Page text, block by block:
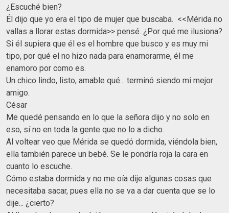
¿Escuché bien?
Él dijo que yo era el tipo de mujer que buscaba. <<Mérida no
vallas a llorar estas dormida>> pensé. ¿Por qué me ilusiona?
Si él supiera que él es el hombre que busco y es muy mi
tipo, por qué el no hizo nada para enamorarme, él me
enamoro por como es.
Un chico lindo, listo, amable qué... terminó siendo mi mejor
amigo.
César
Me quedé pensando en lo que la señora dijo y no solo en
eso, sí no en toda la gente que no lo a dicho.
Al voltear veo que Mérida se quedó dormida, viéndola bien,
ella también parece un bebé. Se le pondría roja la cara en
cuanto lo escuche.
Cómo estaba dormida y no me oía dije algunas cosas que
necesitaba sacar, pues ella no se va a dar cuenta que se lo
dije... ¿cierto?